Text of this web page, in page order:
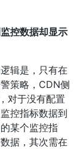
控数据却显示
辑是，只有在
策略，CDN侧
对于没有配置
控指标数据到
某个监控指
据，其次需在